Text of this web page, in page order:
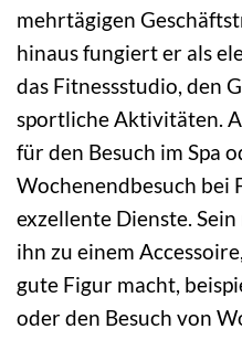
mehrtägigen
hinaus fungiert er als
das Fitnessstudio, den
sportliche Aktivitäten.
für den Besuch im Spa
Wochenendbesuch bei
exzellente Dienste.
ihn zu einem
gute Figur macht,
oder den Besuch von